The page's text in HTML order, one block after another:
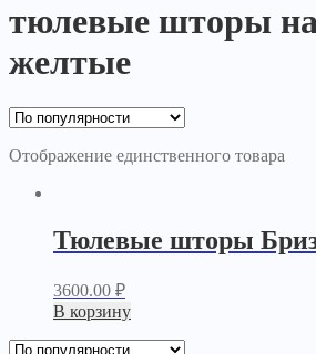
тюлевые шторы
желтые
Отображение единственного товара
Тюлевые шторы
3600.00 ₽
В корзину